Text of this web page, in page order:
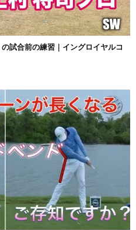
試合前の練習｜イングロイヤルコ